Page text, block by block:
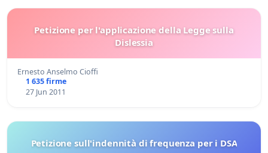
Petizione per l'applicazione della Legge sulla
Dislessia
Ernesto Anselmo Cioffi
1 635 firme
27 Jun 2011
Petizione sull'indennità di frequenza per i DSA